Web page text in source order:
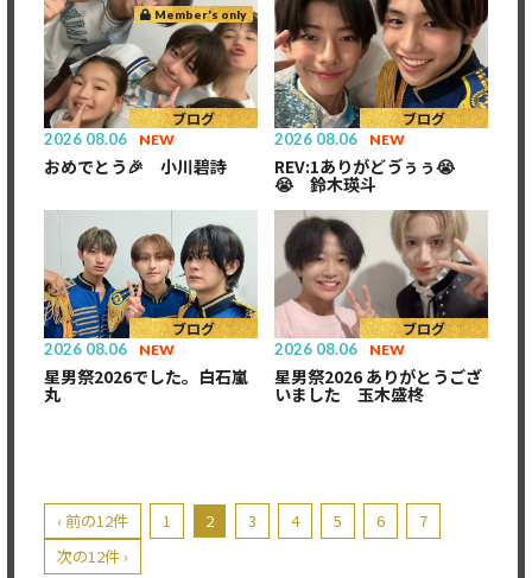
Member's only
ブログ
2026 08.06 NEW
おめでとう🎉 小川碧詩
ブログ
2026 08.06 NEW
REV:1ありがどゔぅぅ😭
😭 鈴木瑛斗
ブログ
2026 08.06 NEW
星男祭2026でした。白石嵐
丸
ブログ
2026 08.06 NEW
星男祭2026 ありがとうござ
いました 玉木盛柊
‹ 前の12件 1 2 3 4 5 6
7
次の12件 ›